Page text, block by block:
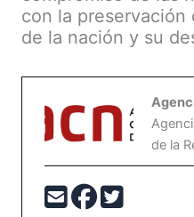
con la
de la nación y su
de la